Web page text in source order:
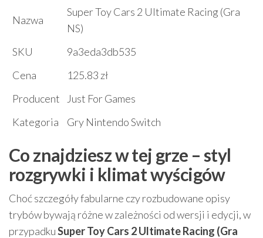
Nazwa
Super Toy Cars 2 Ultimate Racing (Gra
NS)
SKU
9a3eda3db535
Cena
125.83 zł
Producent
Just For Games
Kategoria
Gry Nintendo Switch
Co znajdziesz w tej grze – styl
rozgrywki i klimat wyścigów
Choć szczegóły fabularne czy rozbudowane opisy
trybów bywają różne w zależności od wersji i edycji, w
przypadkuSuper Toy Cars 2 Ultimate Racing (Gra